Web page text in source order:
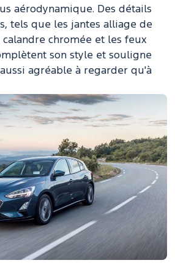
aérodynamique. Des détails
tels que les jantes alliage de
la calandre chromée et les feux
son style et souligne
agréable à regarder qu'à